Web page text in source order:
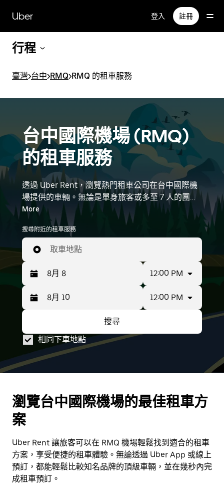
Uber 登入 註冊
行程
臺灣>台中>RMQ>RMQ 的租車服務
台中國際機場 (RMQ)
的租車服務
透過 Uber Rent，瀏覽熱門租車公司在台中國際機
場提供的車輛。無論是單身旅客或多至 7 人的團
體，都能找到適合的車輛，像是電動車、小轎車或
休旅車。請輸入您的時間和地點詳細資訊，尋找
RMQ 機場可供預訂的租賃車輛。
More
搜尋附近的租車服務
取車地點
向
箭
鍵
即
使
用
行
曆
並
選
擇
選
期
圍
為
月
8
到
8
10。
12:00 PM
向
箭
頭
即
可
使
行
事
曆
並
選
期
範
為
8
月
8
8
月
10。
12:00 PM
搜尋
相同下車地點
瀏覽台中國際機場的最佳租車方
案
Uber Rent 讓旅客可以在 RMQ 機場輕鬆找到適合的租車
方案，享受便捷的租車體驗。無論透過 Uber App 或線上
預訂，都能輕鬆比較知名品牌的頂級車輛，並在幾秒內完
成租車預訂。